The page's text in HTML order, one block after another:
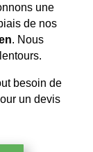
une
de nos
. Nous
besoin de
un devis